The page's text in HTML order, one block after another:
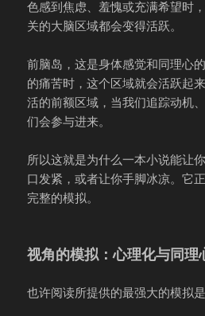
色感到焦虑、羞愧或充满希望时
关的大脑区域都会变得活跃。
前脑岛，这是身体感觉和同理心
的痛苦时，这个区域就会活跃起
活的前额区域，当我们追踪动机
们会参与进来。
所以这就是为什么一本小说能让
口发紧，或者让你手脚冰凉。它
完整的模拟。
视角的模拟：心理化与同理
也许阅读所提供的最强大的模拟是